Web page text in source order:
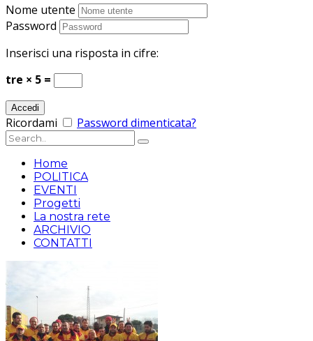
Nome utente
Password
Inserisci una risposta in cifre:
tre × 5 =
Ricordami Password dimenticata?
Home
POLITICA
EVENTI
Progetti
La nostra rete
ARCHIVIO
CONTATTI